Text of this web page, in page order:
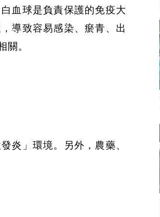
血球是負責保護的免疫大
導致容易感染、瘀青、出
關。
炎」環境。另外，農藥、